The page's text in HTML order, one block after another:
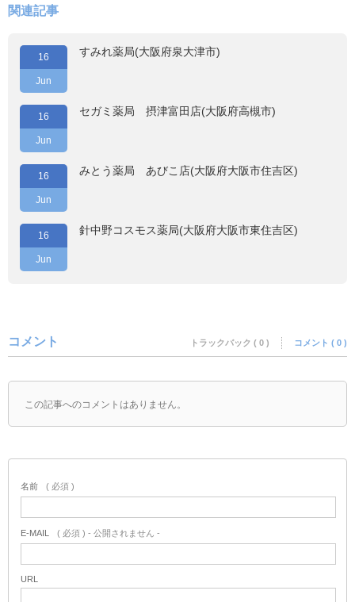
関連記事
16
Jun
すみれ薬局(大阪府泉大津市)
16
Jun
セガミ薬局 摂津富田店(大阪府高槻市)
16
Jun
みとう薬局 あびこ店(大阪府大阪市住吉区)
16
Jun
針中野コスモス薬局(大阪府大阪市東住吉区)
コメント トラックバック ( 0 ) コメント ( 0 )
この記事へのコメントはありません。
名前 ( 必須 )
E-MAIL ( 必須 ) - 公開されません -
URL